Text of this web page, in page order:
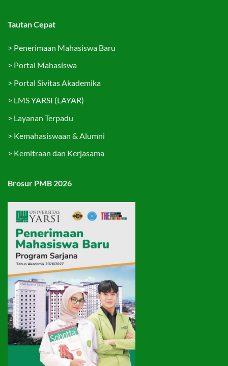
Tautan Cepat
> Penerimaan Mahasiswa Baru
> Portal Mahasiswa
> Portal Sivitas Akademika
> LMS YARSI (LAYAR)
> Layanan Terpadu
> Kemahasiswaan & Alumni
> Kemitraan dan Kerjasama
Brosur PMB 2026